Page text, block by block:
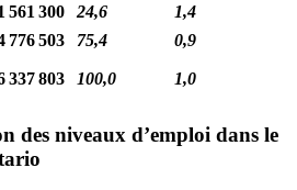
561 300 24,6
1,4
776 503 75,4
0,9
337 803 100,0 1,0
des niveaux d’emploi dans le